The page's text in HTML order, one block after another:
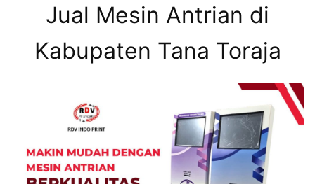
Jual Mesin Antrian di
Kabupaten Tana Toraja